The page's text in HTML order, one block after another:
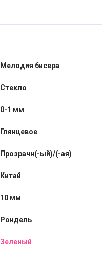
Мелодия бисера
Стекло
0-1 мм
Глянцевое
Прозрачн(-ый)/(-ая)
Китай
10 мм
Рондель
Зеленый